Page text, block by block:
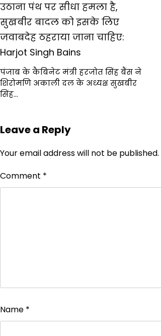
उठाना पंथ पर सीधा हमला है,
सुखबीर बादल को इसके लिए
जवाबदेह ठहराया जाना चाहिए:
Harjot Singh Bains
पंजाब के कैबिनेट मंत्री हरजोत सिंह बैंस ने
शिरोमणि अकाली दल के अध्यक्ष सुखबीर
सिंह…
Leave a Reply
Your email address will not be published.
Comment *
Name *